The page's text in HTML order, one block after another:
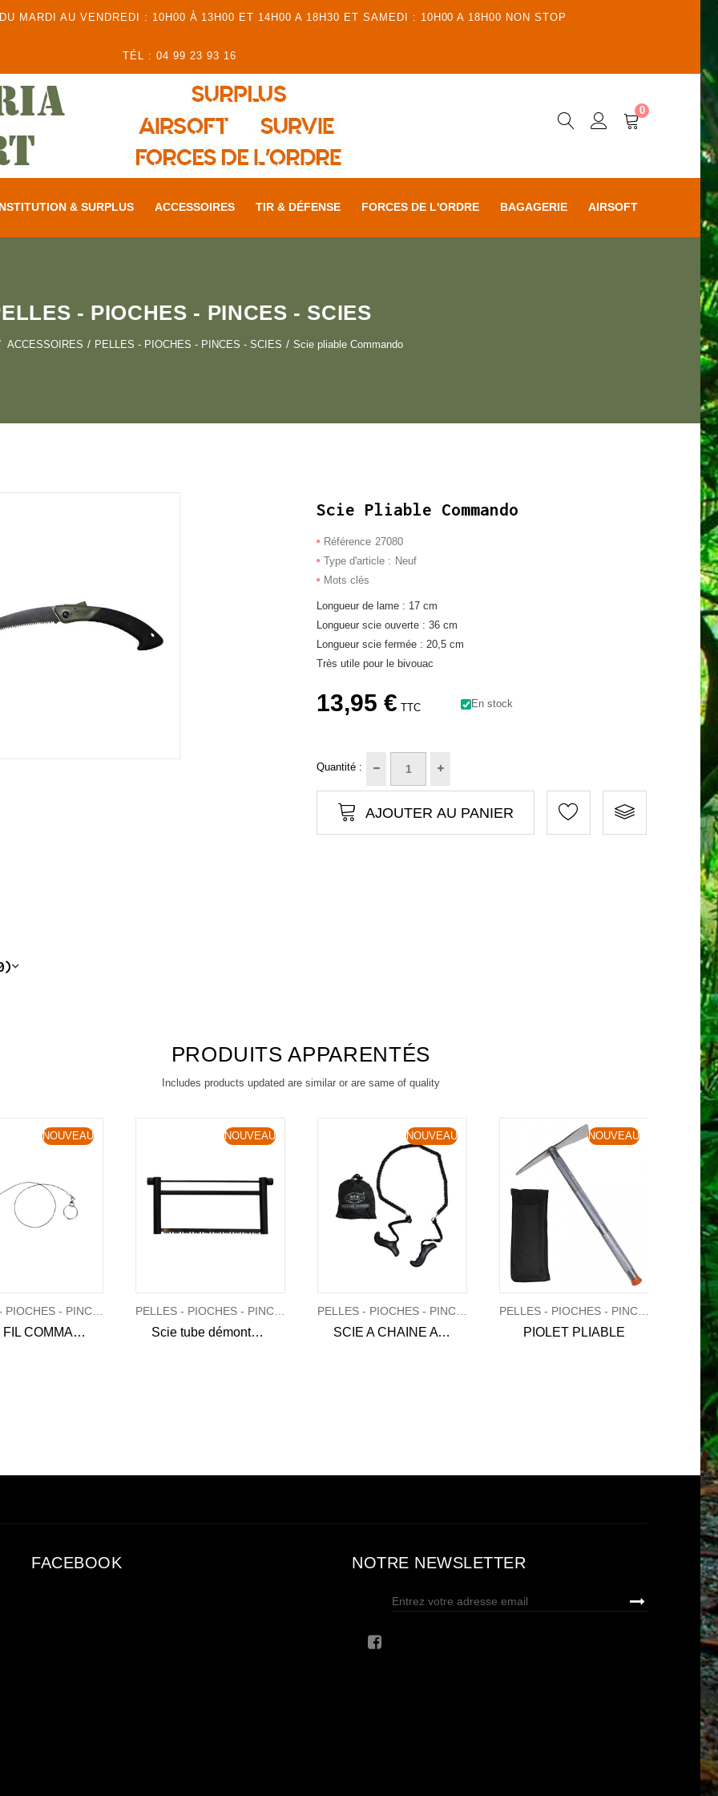
MARDI AU VENDREDI : 10H00 À 13H00 ET 14H00 A 18H30 ET SAMEDI : 10H00 A 18H00 NON STOP
TÉL : 04 99 23 93 16
0
& SURPLUS ACCESSOIRES TIR & DÉFENSE FORCES DE L'ORDRE BAGAGERIE AIRSOFT
- PIOCHES - PINCES - SCIES
ACCESSOIRES PELLES - PIOCHES - PINCES - SCIES Scie pliable Commando
Scie Pliable Commando
Référence 27080
Type d'article : Neuf
Mots clés
Longueur de lame : 17 cm
Longueur scie ouverte : 36 cm
Longueur scie fermée : 20,5 cm
Très utile pour le bivouac
13,95 € TTC En stock
Quantité :
AJOUTER AU PANIER
PRODUITS APPARENTÉS
Includes products updated are similar or are same of quality
NOUVEAU
PELLES - PIOCHES - PINCES - SCIES
SCIE FIL COMMANDO
NOUVEAU
PELLES - PIOCHES - PINCES - SCIES
Scie tube démontable Bushcraft
NOUVEAU
PELLES - PIOCHES - PINCES - SCIES
SCIE A CHAINE AVEC POIGNEES – 73 cm
NOUVEAU
PELLES - PIOCHES - PINCES - SCIES
PIOLET PLIABLE
FACEBOOK NOTRE NEWSLETTER